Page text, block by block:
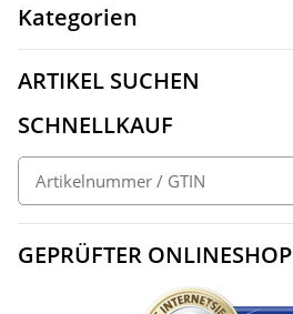
Kategorien
ARTIKEL SUCHEN
SCHNELLKAUF
GEPRÜFTER ONLINESHOP